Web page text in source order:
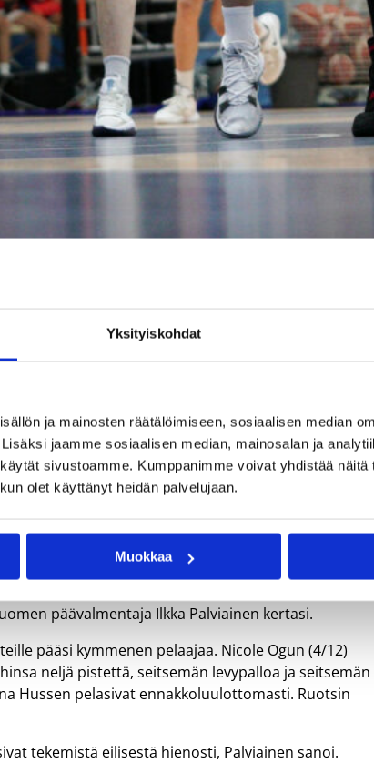
Yksityiskohdat
ja mainosten räätälöimiseen, sosiaalisen median
jaamme sosiaalisen median, mainosalan ja
sivustoamme. Kumppanimme voivat yhdistää näitä
olet käyttänyt heidän palvelujaan.
Muokkaa
Ruotsin, joka koki eilen tiukan tappion Virolle.
toisella ja kolmannella jaksolla hienoa koripalloa.
ottelua päätösjaksoa lukuunottamatta, jolloin
kolmansia yrityksiä ja pääsi sitä kautta heittämään
vielä kehittämistä, jotta jaksetaan toteuttaa
päävalmentaja Ilkka Palviainen kertasi.
pääsi kymmenen pelaajaa. Nicole Ogun (4/12)
neljä pistettä, seitsemän levypalloa ja seitsemän
Hussen pelasivat ennakkoluulottomasti. Ruotsin
tekemistä eilisestä hienosti, Palviainen sanoi.